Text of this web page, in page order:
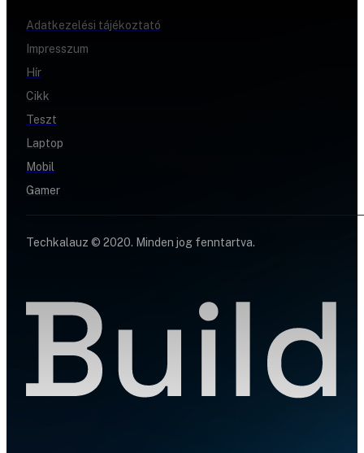
Adatkezelési tájékoztató
Impresszum
Hír
Cikk
Teszt
Laptop
Mobil
Gamer
Techkalauz © 2020. Minden jog fenntartva.